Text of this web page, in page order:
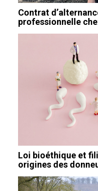
Contrat
professionnelle
Loi bioéthique et
origines des